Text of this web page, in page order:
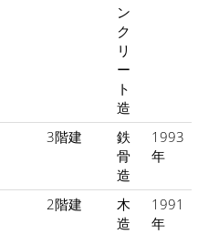
ン
ク
リ
ー
ト
造
3階建
鉄
骨
造
1993
年
2階建
木
造
1991
年